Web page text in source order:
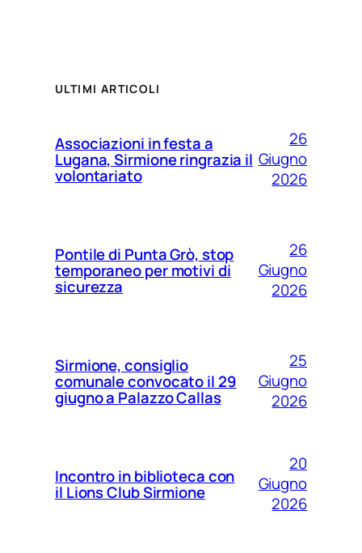
ULTIMI ARTICOLI
Associazioni in festa a
Lugana, Sirmione ringrazia il
volontariato
26
Giugno
2026
Pontile di Punta Grò, stop
temporaneo per motivi di
sicurezza
26
Giugno
2026
Sirmione, consiglio
comunale convocato il 29
giugno a Palazzo Callas
25
Giugno
2026
Incontro in biblioteca con
il Lions Club Sirmione
20
Giugno
2026